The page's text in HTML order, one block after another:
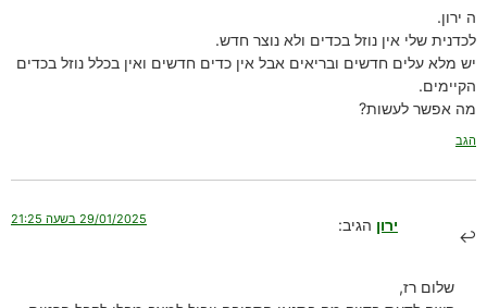
ה ירון.
לכדנית שלי אין נוזל בכדים ולא נוצר חדש.
יש מלא עלים חדשים ובריאים אבל אין כדים חדשים ואין בכלל נוזל בכדים
הקיימים.
מה אפשר לעשות?
הגב
ירון הגיב: 29/01/2025 בשעה 21:25
שלום רז,